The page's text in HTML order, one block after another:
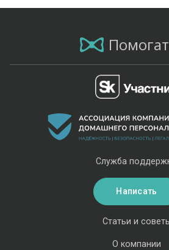
Статьи и
О компании
Служба
Написать